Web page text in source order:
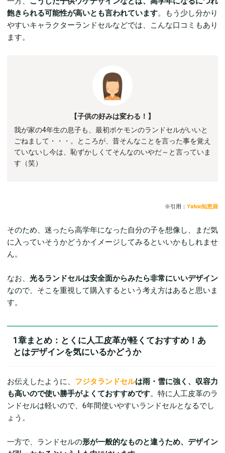
飽きられる可能性が高いとも言われています。もう少し分かり
やすいキャラクターランドセルなどでは、こんな口コミもあり
ます。
【子供の好みは変わる！】
我が家の4年生の息子も、最初ポケモンのランドセルがいいと
ごねまして・・・。ところが、昔そんなことを言った事を覚え
ていないし今は、恥ずかしくてそんなのいやだ～と言っていま
す（笑）
※引用： Yahoo知恵袋
そのため、迷ったら高学年になった自分の子を想像し、まだ気
に入っていそうかどうかイメージしてみるといいかもしれませ
ん。
なお、 光るランドセルは安全面からみたら非常にいいデザイン
なので、そこを重視して購入するという考え方はあると思いま
す。
1章まとめ：とくに人工皮革が軽くておすすめ！あ
とはデザインを気にいるかどうか
お伝えしたように、 フジタランドセルは雨・雪に強く、収容力
も高いので使い勝手がよくておすすめです。特に人工皮革のラ
ンドセルは軽いので、6年間使いやすいランドセルとなるでし
ょう。
一方で、ランドセルの形が一般的なものと違うため、デザイン